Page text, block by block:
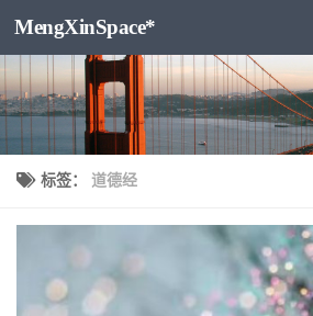
跳至内容
MengXinSpace*
标签： 道德经